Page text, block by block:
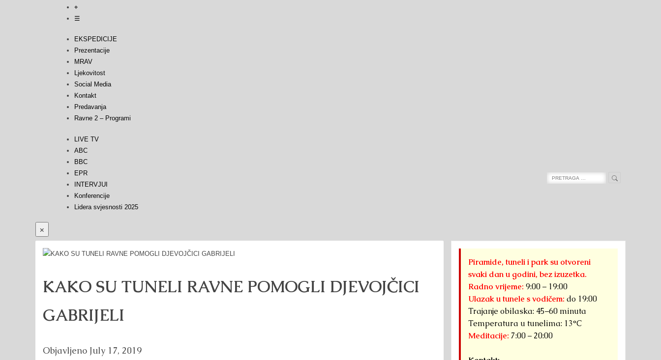
⌖
☰
EKSPEDICIJE
Prezentacije
MRAV
Ljekovitost
Social Media
Kontakt
Predavanja
Ravne 2 – Programi
LIVE TV
ABC
BBC
EPR
INTERVJUI
Konferencije
Lidera svjesnosti 2025
Search
Search
×
KAKO SU TUNELI RAVNE POMOGLI DJEVOJČICI
GABRIJELI
Objavljeno July 17, 2019
Piramide, tuneli i park su otvoreni
svaki dan u godini, bez izuzetka.
Radno vrijeme: 9:00 – 19:00
Ulazak u tunele s vodičem: do 19:00
Trajanje obilaska: 45–60 minuta
Temperatura u tunelima: 13°C
Meditacije: 7:00 – 20:00